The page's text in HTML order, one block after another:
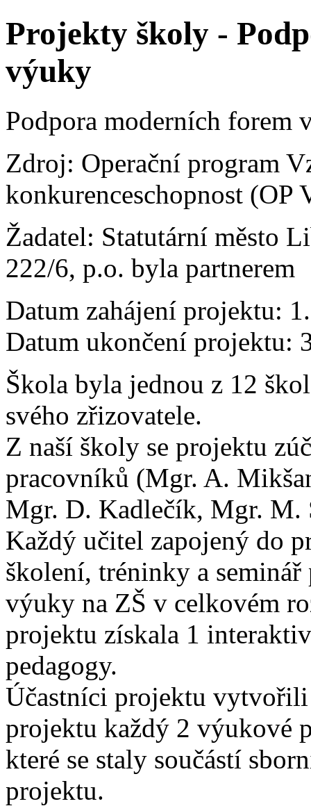
Projekty školy -
výuky
Podpora moderních forem
Zdroj: Operační program
konkurenceschopnost (OP
Žadatel: Statutární město
222/6, p.o. byla partnerem
Datum zahájení projektu:
Datum ukončení projektu:
Škola byla jednou z 12
svého zřizovatele.
Z naší školy se projektu
pracovníků (Mgr. A.
Mgr. D. Kadlečík, Mgr. M.
Každý učitel zapojený do
školení, tréninky a
výuky na ZŠ v celkovém
projektu získala 1
pedagogy.
Účastníci projektu
projektu každý 2 výukové
které se staly součástí
projektu.